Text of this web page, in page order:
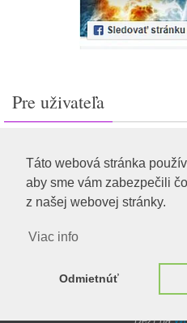
Táto webová stránka
aby sme vám zabezpečili
z našej webovej stránky.
Viac info
Odmietnúť
Pre uživateľa
Feed záznamov
RSS feed komentárov
WordPress.org
Beží na